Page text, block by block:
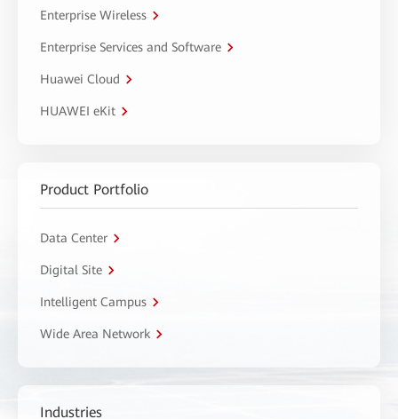
Enterprise Wireless
Enterprise Services and Software
Huawei Cloud
HUAWEI eKit
Product Portfolio
Data Center
Digital Site
Intelligent Campus
Wide Area Network
Industries